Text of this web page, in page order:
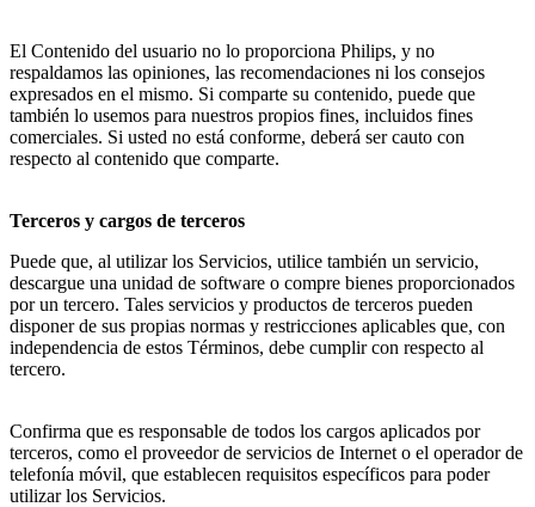
El Contenido del usuario no lo proporciona Philips, y no
respaldamos las opiniones, las recomendaciones ni los consejos
expresados en el mismo. Si comparte su contenido, puede que
también lo usemos para nuestros propios fines, incluidos fines
comerciales. Si usted no está conforme, deberá ser cauto con
respecto al contenido que comparte.
Terceros y cargos de terceros
Puede que, al utilizar los Servicios, utilice también un servicio,
descargue una unidad de software o compre bienes proporcionados
por un tercero. Tales servicios y productos de terceros pueden
disponer de sus propias normas y restricciones aplicables que, con
independencia de estos Términos, debe cumplir con respecto al
tercero.
Confirma que es responsable de todos los cargos aplicados por
terceros, como el proveedor de servicios de Internet o el operador de
telefonía móvil, que establecen requisitos específicos para poder
utilizar los Servicios.